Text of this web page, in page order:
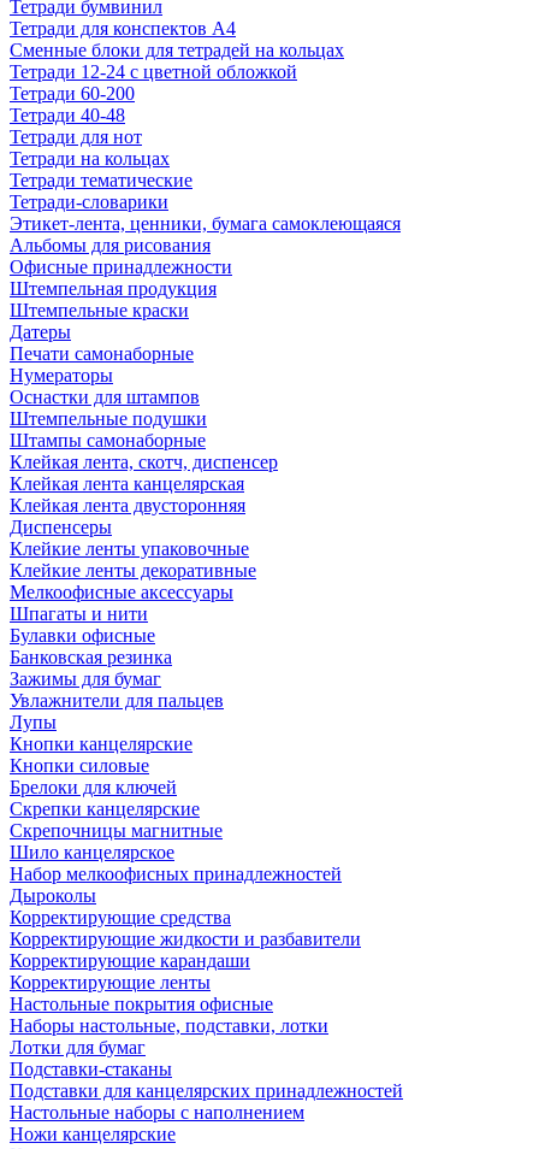
Тетради бумвинил
Тетради для конспектов А4
Сменные блоки для тетрадей на кольцах
Тетради 12-24 с цветной обложкой
Тетради 60-200
Тетради 40-48
Тетради для нот
Тетради на кольцах
Тетради тематические
Тетради-словарики
Этикет-лента, ценники, бумага самоклеющаяся
Альбомы для рисования
Офисные принадлежности
Штемпельная продукция
Штемпельные краски
Датеры
Печати самонаборные
Нумераторы
Оснастки для штампов
Штемпельные подушки
Штампы самонаборные
Клейкая лента, скотч, диспенсер
Клейкая лента канцелярская
Клейкая лента двусторонняя
Диспенсеры
Клейкие ленты упаковочные
Клейкие ленты декоративные
Мелкоофисные аксессуары
Шпагаты и нити
Булавки офисные
Банковская резинка
Зажимы для бумаг
Увлажнители для пальцев
Лупы
Кнопки канцелярские
Кнопки силовые
Брелоки для ключей
Скрепки канцелярские
Скрепочницы магнитные
Шило канцелярское
Набор мелкоофисных принадлежностей
Дыроколы
Корректирующие средства
Корректирующие жидкости и разбавители
Корректирующие карандаши
Корректирующие ленты
Настольные покрытия офисные
Наборы настольные, подставки, лотки
Лотки для бумаг
Подставки-стаканы
Подставки для канцелярских принадлежностей
Настольные наборы с наполнением
Ножи канцелярские